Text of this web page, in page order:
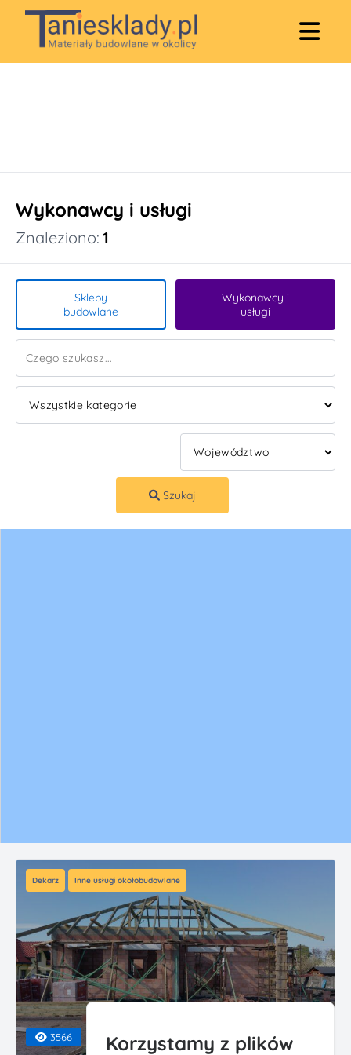
Wykonawcy i usługi
Znaleziono: 1
Sklepy
budowlane
Wykonawcy i
usługi
Szukaj
Dekarz Inne usługi okołobudowlane
Zweryfikowano
3566 Korzystamy z plików